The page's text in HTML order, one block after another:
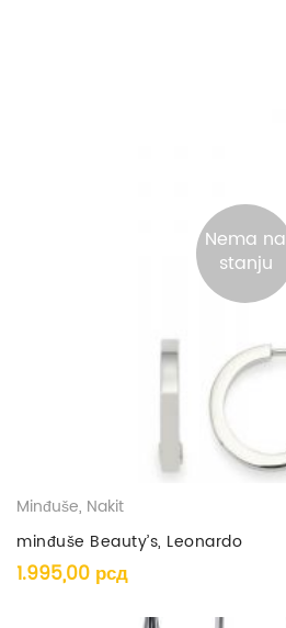
Nema na
stanju
Minđuše, Nakit
minđuše Beauty’s, Leonardo
1.995,00 рсд